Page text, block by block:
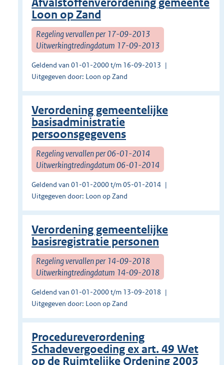
Afvalstoffenverordening gemeente
Loon op Zand
Regeling vervallen per 17-09-2013
Uitwerkingtredingdatum 17-09-2013
Geldend van 01-01-2000 t/m 16-09-2013
Uitgegeven door: Loon op Zand
Verordening gemeentelijke
basisadministratie
persoonsgegevens
Regeling vervallen per 06-01-2014
Uitwerkingtredingdatum 06-01-2014
Geldend van 01-01-2000 t/m 05-01-2014
Uitgegeven door: Loon op Zand
Verordening gemeentelijke
basisregistratie personen
Regeling vervallen per 14-09-2018
Uitwerkingtredingdatum 14-09-2018
Geldend van 01-01-2000 t/m 13-09-2018
Uitgegeven door: Loon op Zand
Procedureverordening
Schadevergoeding ex art. 49 Wet
op de Ruimtelijke Ordening 2003